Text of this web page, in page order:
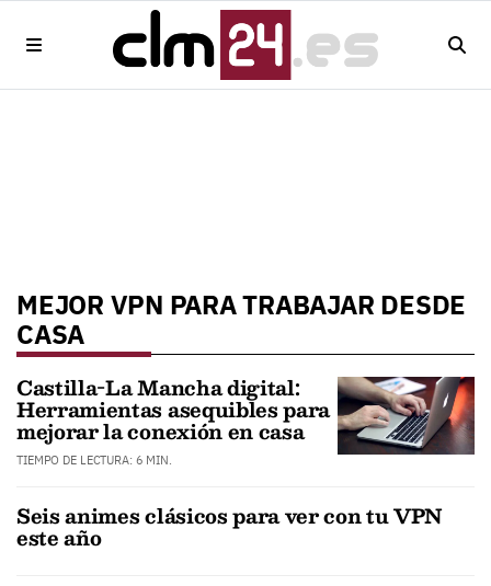
MEJOR VPN PARA TRABAJAR DESDE
CASA
Castilla-La Mancha digital:
Herramientas asequibles para
mejorar la conexión en casa
TIEMPO DE LECTURA: 6 MIN.
Seis animes clásicos para ver con tu VPN
este año